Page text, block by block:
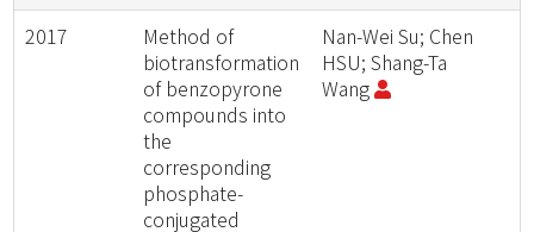
2017
Method of
biotransformation
of benzopyrone
compounds into
the
corresponding
phosphate-
conjugated
Nan-Wei Su; Chen
HSU; Shang-Ta
Wang